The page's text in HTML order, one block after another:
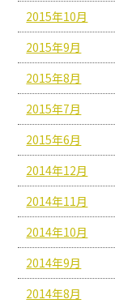
2015年10月
2015年9月
2015年8月
2015年7月
2015年6月
2014年12月
2014年11月
2014年10月
2014年9月
2014年8月